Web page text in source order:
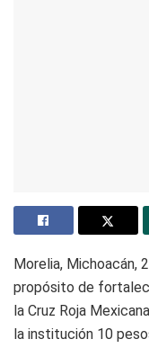
Morelia, Michoacán,
propósito de
la Cruz Roja
la institución 10